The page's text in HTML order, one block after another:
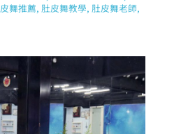
舞推薦,肚皮舞教學,肚皮舞老師,